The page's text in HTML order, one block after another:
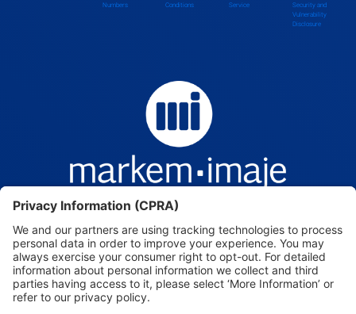
Burundi
Cambodia
Cameroon
Numbers
Conditions
Service
Security and
Vulnerability
Disclosure
Markem-Imaje — Intelligence, beyond the mark.